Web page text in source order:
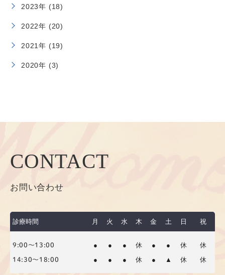
2023年 (18)
2022年 (20)
2021年 (19)
2020年 (3)
CONTACT
お問い合わせ
診療時間 月 火 水 木 金 土 日 祝
9:00～13:00 ● ● ● 休 ● ● 休 休
14:30～18:00 ● ● ● 休 ● ▲ 休 休